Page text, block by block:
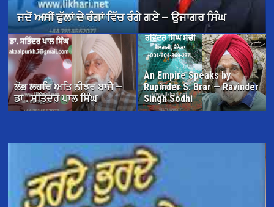
ਜਦੋਂ ਅਸੀਂ ਫੁੱਲਾਂ ਦੇ ਰੰਗਾਂ ਵਿੱਚ ਰੰਗੇ ਗਏ — ਉਜਾਗਰ ਸਿੰਘ
ਲੋਭ ਲਹਰਿ ਅਤਿ ਨੀਝਰ ਬਾਜੈ —
ਡਾ . ਸਤਿੰਦਰ ਪਾਲ ਸਿੰਘ
An Empire Speaks by
Rupinder S. Brar — Ravinder
Singh Sodhi